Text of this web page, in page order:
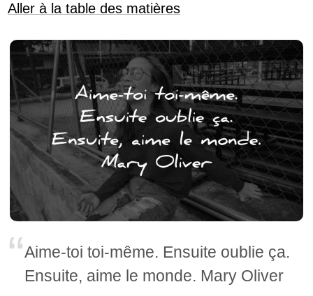
Aller à la table des matières
Aime-toi toi-même. Ensuite oublie ça.
Ensuite, aime le monde. Mary Oliver